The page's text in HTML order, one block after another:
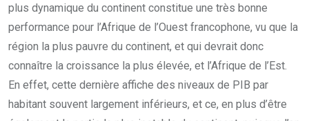
plus dynamique du continent constitue une très bonne
performance pour l’Afrique de l’Ouest francophone, vu que la
région la plus pauvre du continent, et qui devrait donc
connaître la croissance la plus élevée, et l’Afrique de l’Est.
En effet, cette dernière affiche des niveaux de PIB par
habitant souvent largement inférieurs, et ce, en plus d’être